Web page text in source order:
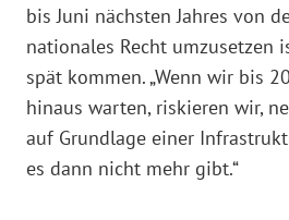
bis Juni nächsten Jahres von
nationales Recht umzusetzen
spät kommen. „Wenn wir bis
hinaus warten, riskieren wir,
auf Grundlage einer
es dann nicht mehr gibt.“